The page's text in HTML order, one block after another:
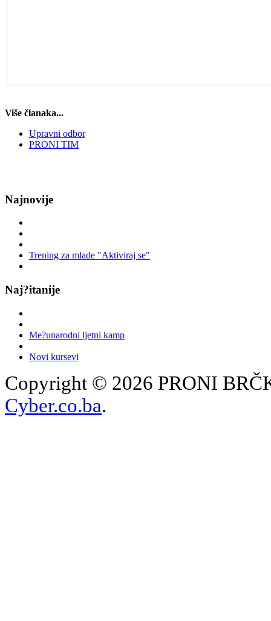
Više članaka...
Upravni odbor
PRONI TIM
Najnovije
Trening za mlade "Aktiviraj se"
Naj?itanije
Me?unarodni ljetni kamp
Novi kursevi
Copyright © 2026 PRONI
Cyber.co.ba.